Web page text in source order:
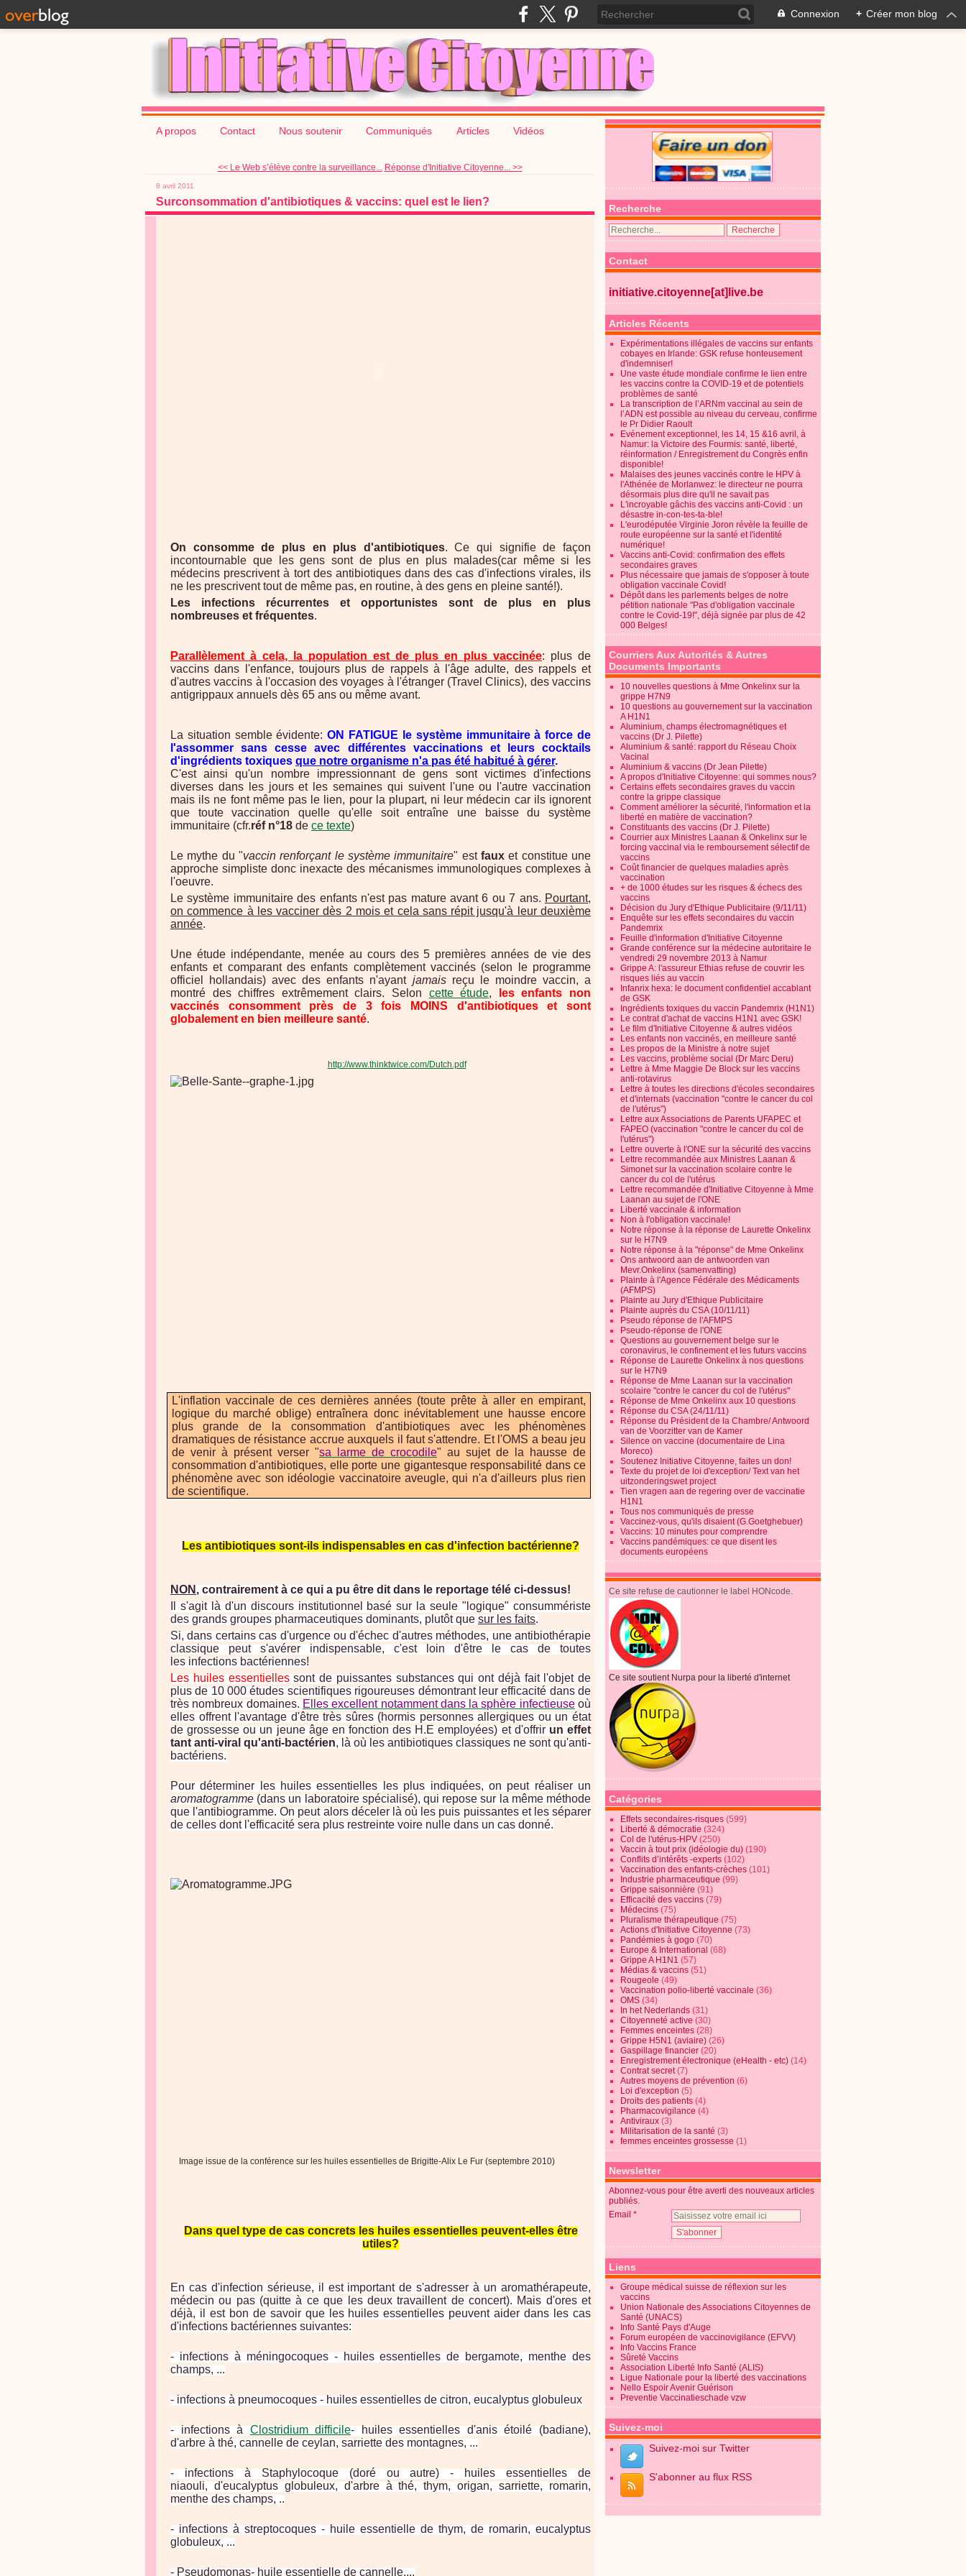
Connexion + Créer mon blog
A propos Contact Nous soutenir Communiqués Articles Vidéos
<< Le Web s’élève contre la surveillance... Réponse d'Initiative Citoyenne... >>
8 avril 2011
Surconsommation d'antibiotiques & vaccins: quel est le lien?
On consomme de plus en plus d'antibiotiques. Ce qui signifie de façon
incontournable que les gens sont de plus en plus malades(car même si les
médecins prescrivent à tort des antibiotiques dans des cas d'infections virales, ils
ne les prescrivent tout de même pas, en routine, à des gens en pleine santé!).
Les infections récurrentes et opportunistes sont de plus en plus
nombreuses et fréquentes.
Parallèlement à cela, la population est de plus en plus vaccinée: plus de
vaccins dans l'enfance, toujours plus de rappels à l'âge adulte, des rappels et
d'autres vaccins à l'occasion des voyages à l'étranger (Travel Clinics), des vaccins
antigrippaux annuels dès 65 ans ou même avant.
La situation semble évidente:ON FATIGUE le système immunitaire à force de
l'assommer sans cesse avec différentes vaccinations et leurs cocktails
d'ingrédients toxiques que notre organisme n'a pas été habitué à gérer.
C'est ainsi qu'un nombre impressionnant de gens sont victimes d'infections
diverses dans les jours et les semaines qui suivent l'une ou l'autre vaccination
mais ils ne font même pas le lien, pour la plupart, ni leur médecin car ils ignorent
que toute vaccination quelle qu'elle soit entraîne une baisse du système
immunitaire (cfr.réf n°18 de ce texte)
Le mythe du "vaccin renforçant le système immunitaire" estfaux et constitue une
approche simpliste donc inexacte des mécanismes immunologiques complexes à
l'oeuvre.
Le système immunitaire des enfants n'est pas mature avant 6 ou 7 ans. Pourtant,
on commence à les vacciner dès 2 mois et cela sans répit jusqu'à leur deuxième
année.
Une étude indépendante, menée au cours des 5 premières années de vie des
enfants et comparant des enfants complètement vaccinés (selon le programme
officiel hollandais) avec des enfants n'ayant jamaisreçu le moindre vaccin, a
montré des chiffres extrêmement clairs. Selon cette étude,
les enfants non
vaccinés consomment près de 3 fois MOINS d'antibiotiques et sont
globalement en bien meilleure santé.
http://www.thinktwice.com/Dutch.pdf
L'inflation vaccinale de ces dernières années (toute prête à aller en empirant,
logique du marché oblige) entraînera donc inévitablement une hausse encore
plus grande de la consommation d'antibiotiques avec les phénomènes
dramatiques de résistance accrue auxquels il faut s'attendre. Et l'OMS a beau jeu
de venir à présent verser "sa larme de crocodile" au sujet de la hausse de
consommation d'antibiotiques, elle porte une gigantesque responsabilité dans ce
phénomène avec son idéologie vaccinatoire aveugle, qui n'a d'ailleurs plus rien
de scientifique.
Les antibiotiques sont-ils indispensables en cas d'infection bactérienne?
NON, contrairement à ce qui a pu être dit dans le reportage télé ci-dessus!
Il s'agit là d'un discours institutionnel basé sur la seule "logique" consummériste
des grands groupes pharmaceutiques dominants, plutôt quesur les faits.
Si, dans certains cas d'urgence ou d'échec d'autres méthodes, une antibiothérapie
classique peut s'avérer indispensable, c'est loin d'être le cas de toutes
les infections bactériennes!
Les huiles essentiellessont de puissantes substances qui ont déjà fait l'objet de
plus de 10 000 études scientifiques rigoureuses démontrant leur efficacité dans de
très nombreux domaines.Elles excellent notamment dans la sphère infectieuseoù
elles offrent l'avantage d'être très sûres (hormis personnes allergiques ou un état
de grossesse ou un jeune âge en fonction des H.E employées) et d'offrirun effet
tant anti-viral qu'anti-bactérien, là où les antibiotiques classiques ne sont qu'anti-
bactériens.
Pour déterminer les huiles essentielles les plus indiquées, on peut réaliser un
aromatogramme(dans un laboratoire spécialisé), qui repose sur la même méthode
que l'antibiogramme. On peut alors déceler là où les puis puissantes et les séparer
de celles dont l'efficacité sera plus restreinte voire nulle dans un cas donné.
Image issue de la conférence sur les huiles essentielles de Brigitte-Alix Le Fur (septembre 2010)
Dans quel type de cas concrets les huiles essentielles peuvent-elles être
utiles?
En cas d'infection sérieuse, il est important de s'adresser à un aromathérapeute,
médecin ou pas (quitte à ce que les deux travaillent de concert). Mais d'ores et
déjà, il est bon de savoir que les huiles essentielles peuvent aider dans les cas
d'infections bactériennes suivantes:
- infections à méningocoques - huiles essentielles de bergamote, menthe des
champs, ...
- infections à pneumocoques - huiles essentielles de citron, eucalyptus globuleux
- infections àClostridium difficile- huiles essentielles d'anis étoilé (badiane),
d'arbre à thé, cannelle de ceylan, sarriette des montagnes, ...
- infections à Staphylocoque (doré ou autre) - huiles essentielles de
niaouli, d'eucalyptus globuleux, d'arbre à thé, thym, origan, sarriette, romarin,
menthe des champs, ..
- infections à streptocoques - huile essentielle de thym, de romarin, eucalyptus
globuleux, ...
- Pseudomonas- huile essentielle de cannelle,...
Recherche
Contact
initiative.citoyenne[at]live.be
Articles Récents
Expérimentations illégales de vaccins sur enfants
cobayes en Irlande: GSK refuse honteusement
d'indemniser!
Une vaste étude mondiale confirme le lien entre
les vaccins contre la COVID-19 et de potentiels
problèmes de santé
La transcription de l’ARNm vaccinal au sein de
l’ADN est possible au niveau du cerveau, confirme
le Pr Didier Raoult
Evénement exceptionnel, les 14, 15 &16 avril, à
Namur: la Victoire des Fourmis: santé, liberté,
réinformation / Enregistrement du Congrès enfin
disponible!
Malaises des jeunes vaccinés contre le HPV à
l'Athénée de Morlanwez: le directeur ne pourra
désormais plus dire qu'il ne savait pas
L'incroyable gâchis des vaccins anti-Covid : un
désastre in-con-tes-ta-ble!
L'eurodéputée Virginie Joron révèle la feuille de
route européenne sur la santé et l'identité
numérique!
Vaccins anti-Covid: confirmation des effets
secondaires graves
Plus nécessaire que jamais de s'opposer à toute
obligation vaccinale Covid!
Dépôt dans les parlements belges de notre
pétition nationale "Pas d'obligation vaccinale
contre le Covid-19!", déjà signée par plus de 42
000 Belges!
Courriers Aux Autorités & Autres
Documents Importants
10 nouvelles questions à Mme Onkelinx sur la
grippe H7N9
10 questions au gouvernement sur la vaccination
A H1N1
Aluminium, champs électromagnétiques et
vaccins (Dr J. Pilette)
Aluminium & santé: rapport du Réseau Choix
Vacinal
Aluminium & vaccins (Dr Jean Pilette)
A propos d'Initiative Citoyenne: qui sommes nous?
Certains effets secondaires graves du vaccin
contre la grippe classique
Comment améliorer la sécurité, l'information et la
liberté en matière de vaccination?
Constituants des vaccins (Dr J. Pilette)
Courrier aux Ministres Laanan & Onkelinx sur le
forcing vaccinal via le remboursement sélectif de
vaccins
Coût financier de quelques maladies après
vaccination
+ de 1000 études sur les risques & échecs des
vaccins
Décision du Jury d'Ethique Publicitaire (9/11/11)
Enquête sur les effets secondaires du vaccin
Pandemrix
Feuille d'information d'Initiative Citoyenne
Grande conférence sur la médecine autoritaire le
vendredi 29 novembre 2013 à Namur
Grippe A: l'assureur Ethias refuse de couvrir les
risques liés au vaccin
Infanrix hexa: le document confidentiel accablant
de GSK
Ingrédients toxiques du vaccin Pandemrix (H1N1)
Le contrat d'achat de vaccins H1N1 avec GSK!
Le film d'Initiative Citoyenne & autres vidéos
Les enfants non vaccinés, en meilleure santé
Les propos de la Ministre à notre sujet
Les vaccins, problème social (Dr Marc Deru)
Lettre à Mme Maggie De Block sur les vaccins
anti-rotavirus
Lettre à toutes les directions d'écoles secondaires
et d'internats (vaccination "contre le cancer du col
de l'utérus")
Lettre aux Associations de Parents UFAPEC et
FAPEO (vaccination "contre le cancer du col de
l'utérus")
Lettre ouverte à l'ONE sur la sécurité des vaccins
Lettre recommandée aux Ministres Laanan &
Simonet sur la vaccination scolaire contre le
cancer du col de l'utérus
Lettre recommandée d'Initiative Citoyenne à Mme
Laanan au sujet de l'ONE
Liberté vaccinale & information
Non à l'obligation vaccinale!
Notre réponse à la réponse de Laurette Onkelinx
sur le H7N9
Notre réponse à la "réponse" de Mme Onkelinx
Ons antwoord aan de antwoorden van
Mevr.Onkelinx (samenvatting)
Plainte à l'Agence Fédérale des Médicaments
(AFMPS)
Plainte au Jury d'Ethique Publicitaire
Plainte auprès du CSA (10/11/11)
Pseudo réponse de l'AFMPS
Pseudo-réponse de l'ONE
Questions au gouvernement belge sur le
coronavirus, le confinement et les futurs vaccins
Réponse de Laurette Onkelinx à nos questions
sur le H7N9
Réponse de Mme Laanan sur la vaccination
scolaire "contre le cancer du col de l'utérus"
Réponse de Mme Onkelinx aux 10 questions
Réponse du CSA (24/11/11)
Réponse du Président de la Chambre/ Antwoord
van de Voorzitter van de Kamer
Silence on vaccine (documentaire de Lina
Moreco)
Soutenez Initiative Citoyenne, faites un don!
Texte du projet de loi d'exception/ Text van het
uitzonderingswet project
Tien vragen aan de regering over de vaccinatie
H1N1
Tous nos communiqués de presse
Vaccinez-vous, qu'ils disaient (G.Goetghebuer)
Vaccins: 10 minutes pour comprendre
Vaccins pandémiques: ce que disent les
documents européens
Ce site refuse de cautionner le label HONcode.
Ce site soutient Nurpa pour la liberté d'internet
Catégories
Effets secondaires-risques (599)
Liberté & démocratie (324)
Col de l'utérus-HPV (250)
Vaccin à tout prix (idéologie du) (190)
Conflits d’intérêts -experts (102)
Vaccination des enfants-crèches (101)
Industrie pharmaceutique (99)
Grippe saisonnière (91)
Efficacité des vaccins (79)
Médecins (75)
Pluralisme thérapeutique (75)
Actions d'Initiative Citoyenne (73)
Pandémies à gogo (70)
Europe & International (68)
Grippe A H1N1 (57)
Médias & vaccins (51)
Rougeole (49)
Vaccination polio-liberté vaccinale (36)
OMS (34)
In het Nederlands (31)
Citoyenneté active (30)
Femmes enceintes (28)
Grippe H5N1 (aviaire) (26)
Gaspillage financier (20)
Enregistrement électronique (eHealth - etc) (14)
Contrat secret(7)
Autres moyens de prévention (6)
Loi d'exception (5)
Droits des patients (4)
Pharmacovigilance (4)
Antiviraux (3)
Militarisation de la santé (3)
femmes enceintes grossesse (1)
Newsletter
Abonnez-vous pour être averti des nouveaux articles
publiés.
Email
Liens
Groupe médical suisse de réflexion sur les
vaccins
Union Nationale des Associations Citoyennes de
Santé (UNACS)
Info Santé Pays d'Auge
Forum européen de vaccinovigilance (EFVV)
Info Vaccins France
Sûreté Vaccins
Association Liberté Info Santé (ALIS)
Ligue Nationale pour la liberté des vaccinations
Nello Espoir Avenir Guérison
Preventie Vaccinatieschade vzw
Suivez-moi
Suivez-moi sur Twitter
S'abonner au flux RSS